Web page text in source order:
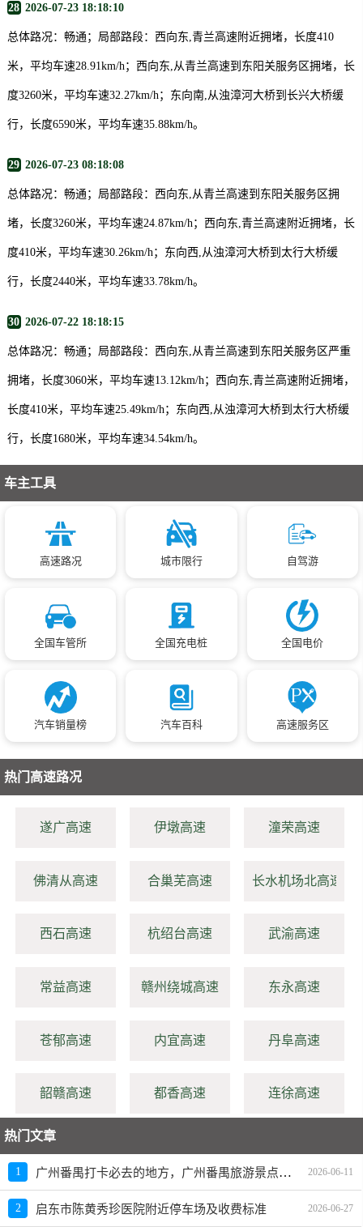
28 2026-07-23 18:18:10
总体路况：畅通；局部路段：西向东,青兰高速附近拥堵，长度410
米，平均车速28.91km/h；西向东,从青兰高速到东阳关服务区拥堵，长
度3260米，平均车速32.27km/h；东向南,从浊漳河大桥到长兴大桥缓
行，长度6590米，平均车速35.88km/h。
29 2026-07-23 08:18:08
总体路况：畅通；局部路段：西向东,从青兰高速到东阳关服务区拥
堵，长度3260米，平均车速24.87km/h；西向东,青兰高速附近拥堵，长
度410米，平均车速30.26km/h；东向西,从浊漳河大桥到太行大桥缓
行，长度2440米，平均车速33.78km/h。
30 2026-07-22 18:18:15
总体路况：畅通；局部路段：西向东,从青兰高速到东阳关服务区严重
拥堵，长度3060米，平均车速13.12km/h；西向东,青兰高速附近拥堵，
长度410米，平均车速25.49km/h；东向西,从浊漳河大桥到太行大桥缓
行，长度1680米，平均车速34.54km/h。
车主工具
高速路况 城市限行 自驾游
全国车管所 全国充电桩 全国电价
汽车销量榜 汽车百科 高速服务区
热门高速路况
遂广高速 伊墩高速 潼荣高速
佛清从高速 合巢芜高速 长水机场北高速
西石高速 杭绍台高速 武渝高速
常益高速 赣州绕城高速 东永高速
苍郁高速 内宜高速 丹阜高速
韶赣高速 都香高速 连徐高速
热门文章
1 广州番禺打卡必去的地方，广州番禺旅游景点大全 2026-06-11
2 启东市陈黄秀珍医院附近停车场及收费标准 2026-06-27